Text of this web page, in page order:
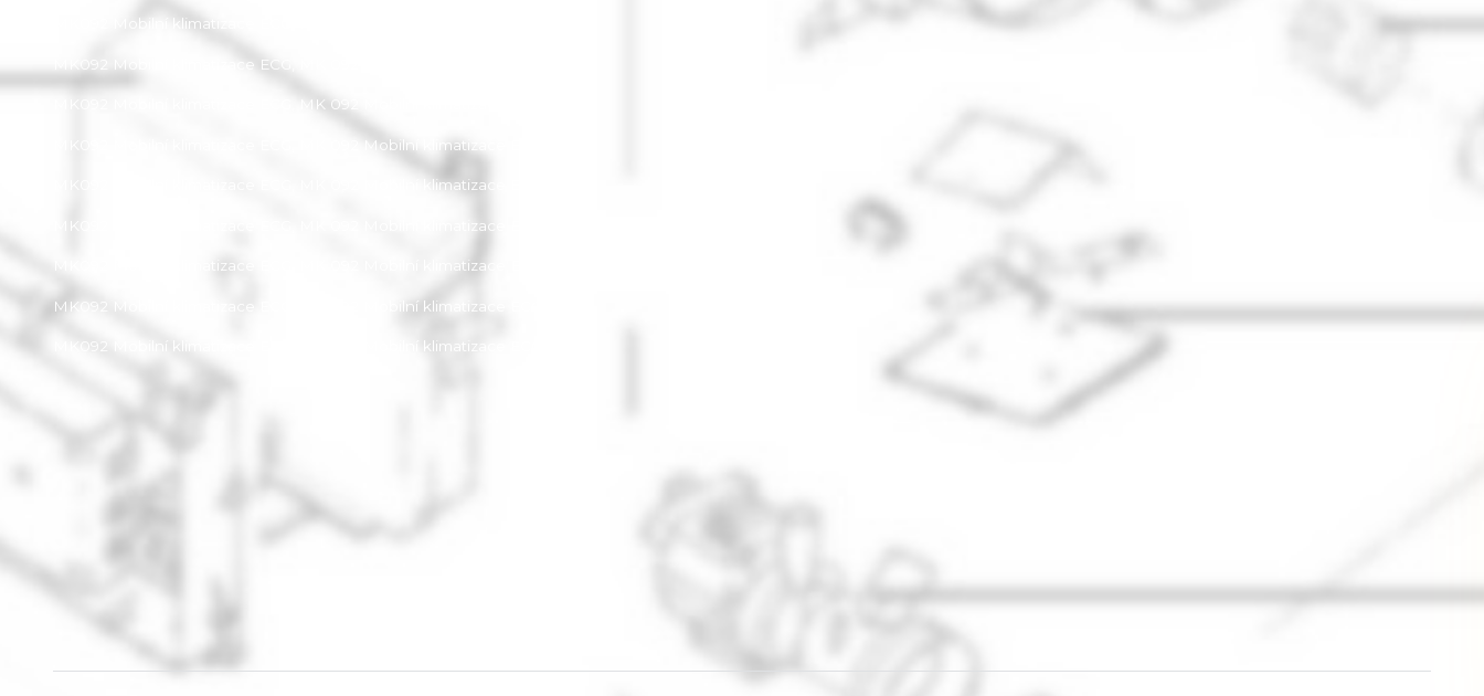
MK092 Mobilní klimatizace ECG, MK 092 Mobilní klimatizace ECG
MK092 Mobilní klimatizace ECG, MK 092 Mobilní klimatizace ECG
MK092 Mobilní klimatizace ECG, MK 092 Mobilní klimatizace ECG
MK092 Mobilní klimatizace ECG, MK 092 Mobilní klimatizace ECG
MK092 Mobilní klimatizace ECG, MK 092 Mobilní klimatizace ECG
MK092 Mobilní klimatizace ECG, MK 092 Mobilní klimatizace ECG
MK092 Mobilní klimatizace ECG, MK 092 Mobilní klimatizace ECG
MK092 Mobilní klimatizace ECG, MK 092 Mobilní klimatizace ECG
MK092 Mobilní klimatizace ECG, MK 092 Mobilní klimatizace ECG